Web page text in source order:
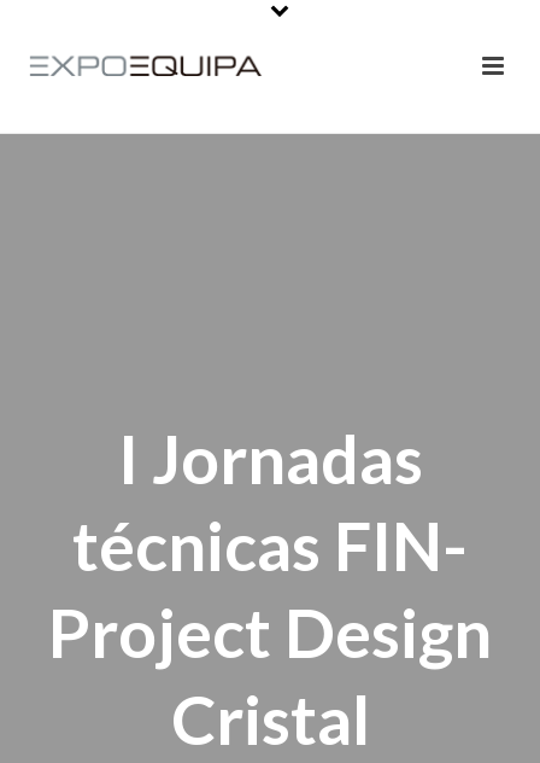
I Jornadas
técnicas FIN-
Project Design
Cristal